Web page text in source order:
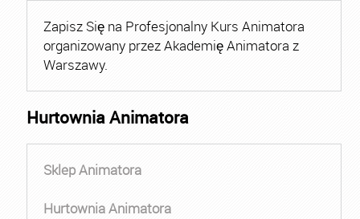
Zapisz Się na Profesjonalny Kurs Animatora
organizowany przez Akademię Animatora z
Warszawy.
Hurtownia Animatora
Sklep Animatora
Hurtownia Animatora